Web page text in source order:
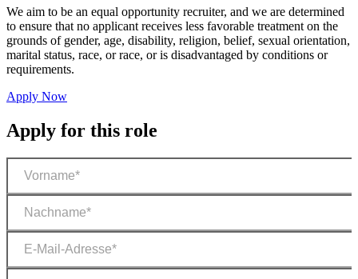
We aim to be an equal opportunity recruiter, and we are determined
to ensure that no applicant receives less favorable treatment on the
grounds of gender, age, disability, religion, belief, sexual orientation,
marital status, race, or race, or is disadvantaged by conditions or
requirements.
Apply Now
Apply for this role